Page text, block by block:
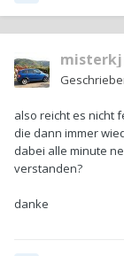
misterkj
also reicht es nicht
die dann immer
dabei alle minute
verstanden?
danke